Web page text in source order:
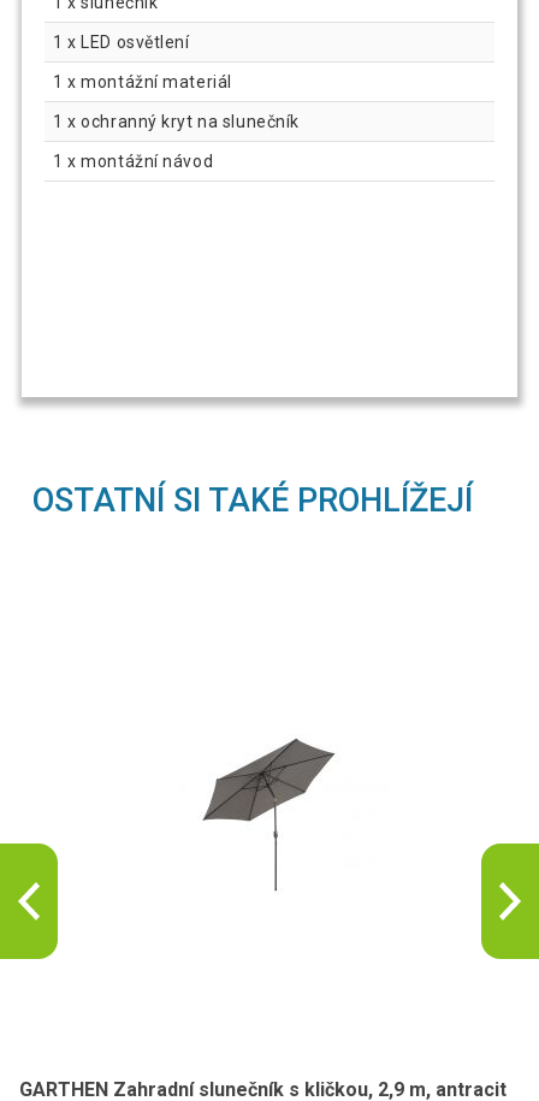
1 x LED osvětlení
1 x montážní materiál
1 x ochranný kryt na slunečník
1 x montážní návod
OSTATNÍ SI TAKÉ PROHLÍŽEJÍ
GARTHEN Zahradní slunečník s kličkou, 2,9 m, antracit